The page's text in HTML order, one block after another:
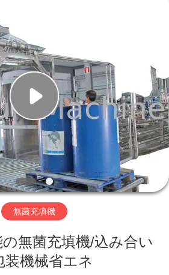
無菌充填機
無菌充填機/込み合い
装機械省エネ